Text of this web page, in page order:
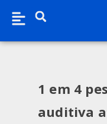
1 em 4
auditiva